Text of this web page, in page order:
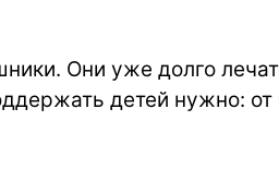
Они уже долго
детей нужно: от